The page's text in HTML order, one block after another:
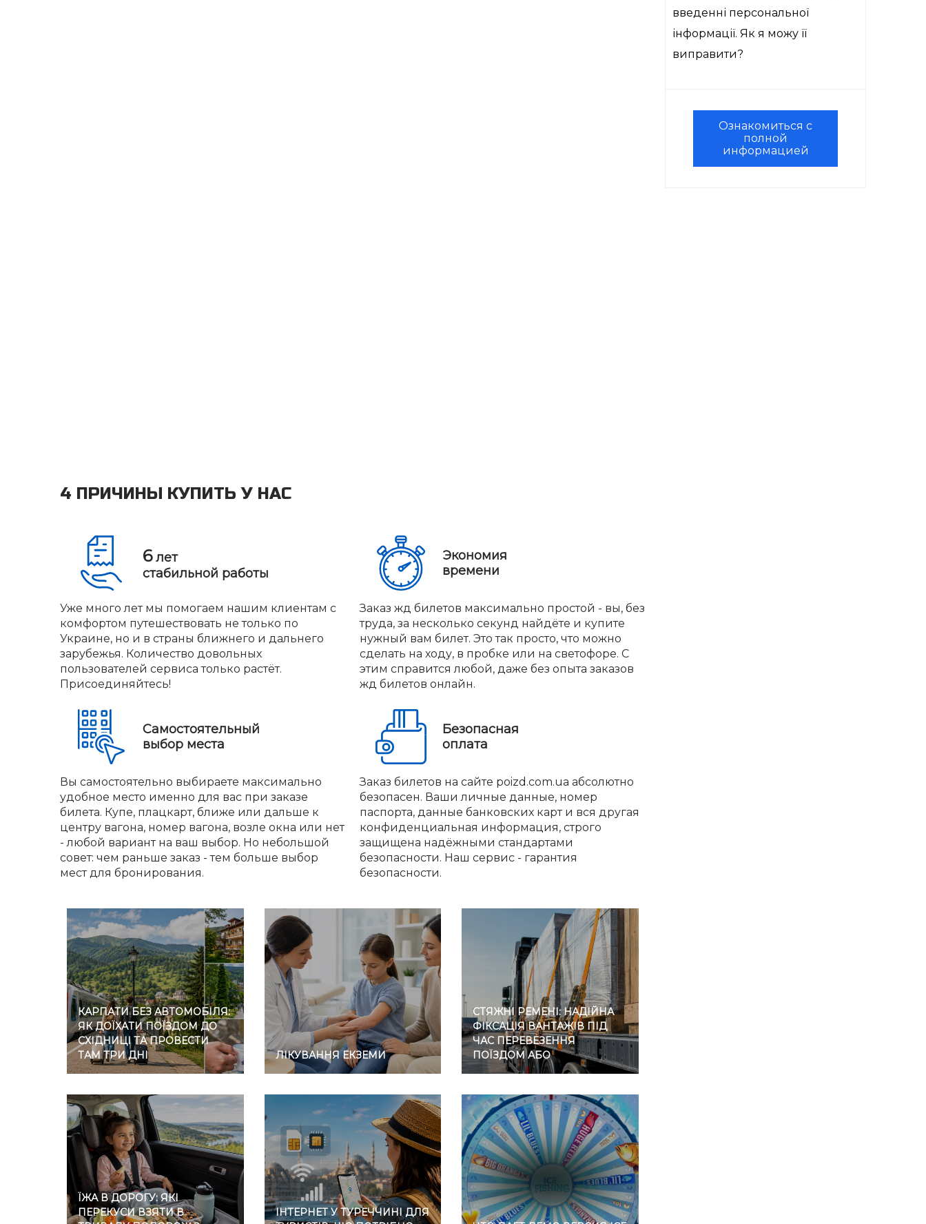
4 ПРИЧИНЫ КУПИТЬ У НАС
6лет
стабильной работы
Уже много лет мы помогаем нашим клиентам с
комфортом путешествовать не только по
Украине, но и в страны ближнего и дальнего
зарубежья. Количество довольных
пользователей сервиса только растёт.
Присоединяйтесь!
Экономия
времени
Заказ жд билетов максимально простой - вы, без
труда, за несколько секунд найдёте и купите
нужный вам билет. Это так просто, что можно
сделать на ходу, в пробке или на светофоре. С
этим справится любой, даже без опыта заказов
жд билетов онлайн.
Самостоятельный
выбор места
Вы самостоятельно выбираете максимально
удобное место именно для вас при заказе
билета. Купе, плацкарт, ближе или дальше к
центру вагона, номер вагона, возле окна или нет
- любой вариант на ваш выбор. Но небольшой
совет: чем раньше заказ - тем больше выбор
мест для бронирования.
Безопасная
оплата
Заказ билетов на сайте poizd.com.ua абсолютно
безопасен. Ваши личные данные, номер
паспорта, данные банковских карт и вся другая
конфиденциальная информация, строго
защищена надёжными стандартами
безопасности. Наш сервис - гарантия
безопасности.
КАРПАТИ БЕЗ АВТОМОБІЛЯ:
ЯК ДОЇХАТИ ПОЇЗДОМ ДО
СХІДНИЦІ ТА ПРОВЕСТИ
ТАМ ТРИ ДНІ
ЛІКУВАННЯ ЕКЗЕМИ
СТЯЖНІ РЕМЕНІ: НАДІЙНА
ФІКСАЦІЯ ВАНТАЖІВ ПІД
ЧАС ПЕРЕВЕЗЕННЯ
ПОЇЗДОМ АБО
АВТОМОБІЛЕМ
ЇЖА В ДОРОГУ: ЯКІ
ПЕРЕКУСИ ВЗЯТИ В
ІНТЕРНЕТ У ТУРЕЧЧИНІ ДЛЯ
введенні персональної
інформації. Як я можу її
виправити?
Ознакомиться с
полной
информацией